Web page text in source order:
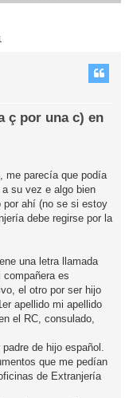
ç por una c) en
me parecía que podía
su vez e algo bien
por ahí (no se si estoy
debe regirse por la
una letra llamada
es
el otro por ser hijo
apellido mi apellido
el RC, consulado,
de hijo español.
que me pedían
de Extranjería